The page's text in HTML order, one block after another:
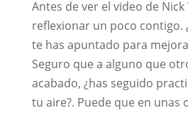
Antes de ver el video de
reflexionar un poco contigo.
te has apuntado para
Seguro que a alguno que
acabado, ¿has seguido
tu aire?. Puede que en unas